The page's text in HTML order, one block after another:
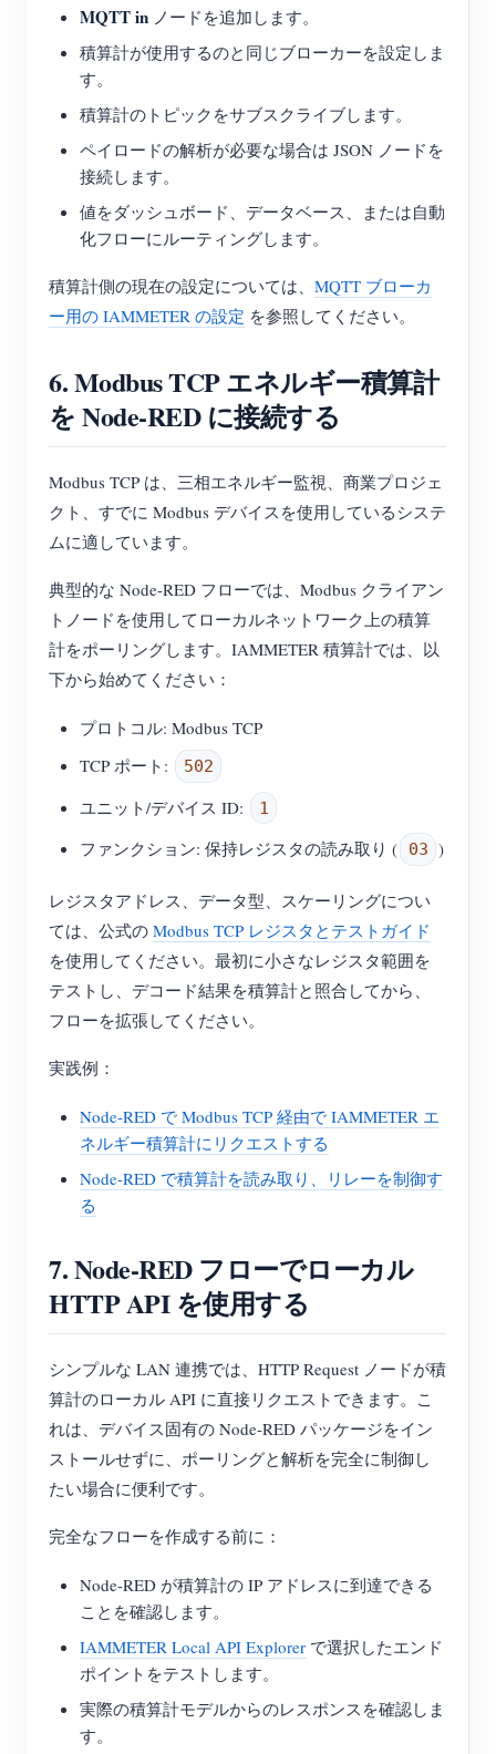
MQTT in ノードを追加します。
積算計が使用するのと同じブローカーを設定しま
す。
積算計のトピックをサブスクライブします。
ペイロードの解析が必要な場合は JSON ノードを
接続します。
値をダッシュボード、データベース、または自動
化フローにルーティングします。
積算計側の現在の設定については、 MQTT ブローカ
ー用の IAMMETER の設定 を参照してください。
6. Modbus TCP エネルギー積算計
を Node-RED に接続する
Modbus TCP は、三相エネルギー監視、商業プロジェ
クト、すでに Modbus デバイスを使用しているシステ
ムに適しています。
典型的な Node-RED フローでは、Modbus クライアン
トノードを使用してローカルネットワーク上の積算
計をポーリングします。IAMMETER 積算計では、以
下から始めてください：
プロトコル: Modbus TCP
TCP ポート:
502
ユニット/デバイス ID: 1
ファンクション: 保持レジスタの読み取り ( 03 )
レジスタアドレス、データ型、スケーリングについ
ては、公式の Modbus TCP レジスタとテストガイド
を使用してください。最初に小さなレジスタ範囲を
テストし、デコード結果を積算計と照合してから、
フローを拡張してください。
実践例：
Node-RED で Modbus TCP 経由で IAMMETER エ
ネルギー積算計にリクエストする
Node-RED で積算計を読み取り、リレーを制御す
る
7. Node-RED フローでローカル
HTTP API を使用する
シンプルな LAN 連携では、HTTP Request ノードが積
算計のローカル API に直接リクエストできます。こ
れは、デバイス固有の Node-RED パッケージをイン
ストールせずに、ポーリングと解析を完全に制御し
たい場合に便利です。
完全なフローを作成する前に：
Node-RED が積算計の IP アドレスに到達できる
ことを確認します。
IAMMETER Local API Explorer で選択したエンド
ポイントをテストします。
実際の積算計モデルからのレスポンスを確認しま
す。